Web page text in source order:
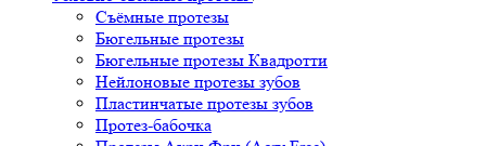
Съёмные протезы
Бюгельные протезы
Бюгельные протезы Квадротти
Нейлоновые протезы зубов
Пластинчатые протезы зубов
Протез-бабочка